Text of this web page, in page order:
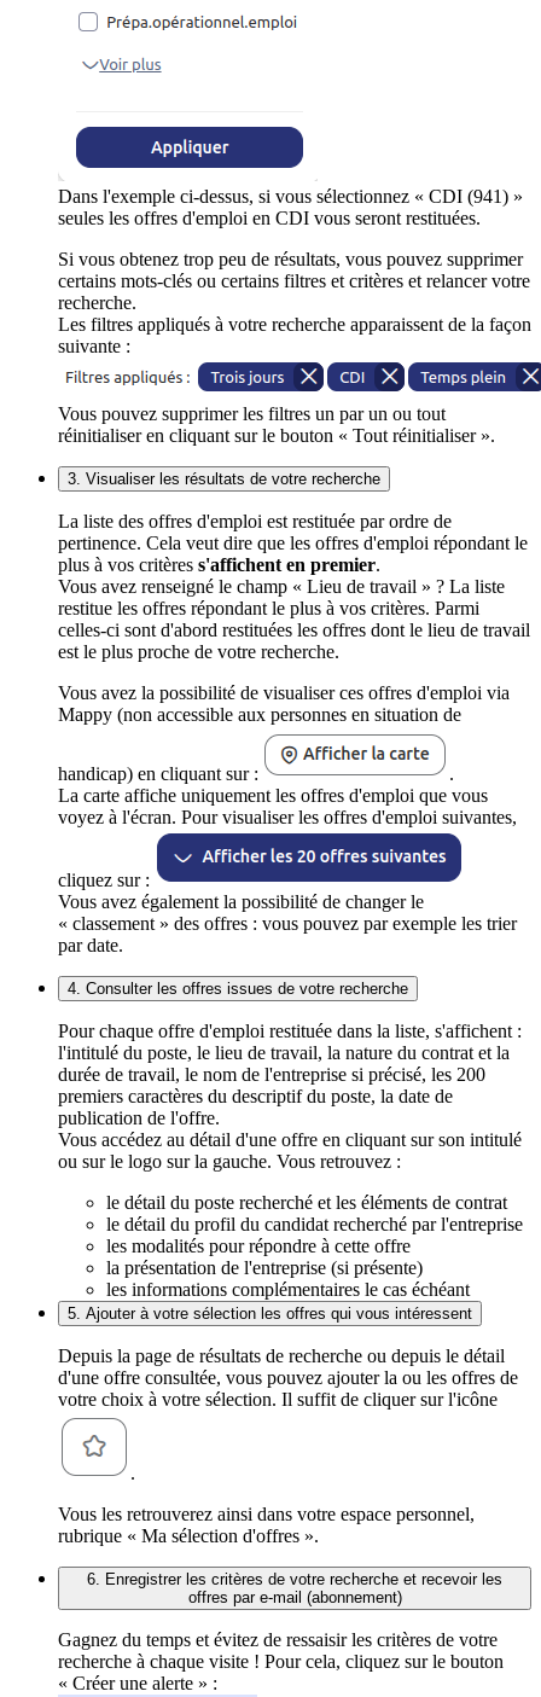
Dans l'exemple ci-dessus, si vous sélectionnez « CDI (941) »
seules les offres d'emploi en CDI vous seront restituées.
Si vous obtenez trop peu de résultats, vous pouvez supprimer
certains mots-clés ou certains filtres et critères et relancer votre
recherche.
Les filtres appliqués à votre recherche apparaissent de la façon
suivante :
Vous pouvez supprimer les filtres un par un ou tout
réinitialiser en cliquant sur le bouton « Tout réinitialiser ».
3. Visualiser les résultats de votre recherche
La liste des offres d'emploi est restituée par ordre de
pertinence. Cela veut dire que les offres d'emploi répondant le
plus à vos critères s'affichent en premier.
Vous avez renseigné le champ « Lieu de travail » ? La liste
restitue les offres répondant le plus à vos critères. Parmi
celles-ci sont d'abord restituées les offres dont le lieu de travail
est le plus proche de votre recherche.
Vous avez la possibilité de visualiser ces offres d'emploi via
Mappy (non accessible aux personnes en situation de
handicap) en cliquant sur :
.
La carte affiche uniquement les offres d'emploi que vous
voyez à l'écran. Pour visualiser les offres d'emploi suivantes,
cliquez sur :
Vous avez également la possibilité de changer le
« classement » des offres : vous pouvez par exemple les trier
par date.
4. Consulter les offres issues de votre recherche
Pour chaque offre d'emploi restituée dans la liste, s'affichent :
l'intitulé du poste, le lieu de travail, la nature du contrat et la
durée de travail, le nom de l'entreprise si précisé, les 200
premiers caractères du descriptif du poste, la date de
publication de l'offre.
Vous accédez au détail d'une offre en cliquant sur son intitulé
ou sur le logo sur la gauche. Vous retrouvez :
le détail du poste recherché et les éléments de contrat
le détail du profil du candidat recherché par l'entreprise
les modalités pour répondre à cette offre
la présentation de l'entreprise (si présente)
les informations complémentaires le cas échéant
5. Ajouter à votre sélection les offres qui vous intéressent
Depuis la page de résultats de recherche ou depuis le détail
d'une offre consultée, vous pouvez ajouter la ou les offres de
votre choix à votre sélection. Il suffit de cliquer sur l'icône
.
Vous les retrouverez ainsi dans votre espace personnel,
rubrique « Ma sélection d'offres ».
6. Enregistrer les critères de votre recherche et recevoir les
offres par e-mail (abonnement)
Gagnez du temps et évitez de ressaisir les critères de votre
recherche à chaque visite ! Pour cela, cliquez sur le bouton
« Créer une alerte » :